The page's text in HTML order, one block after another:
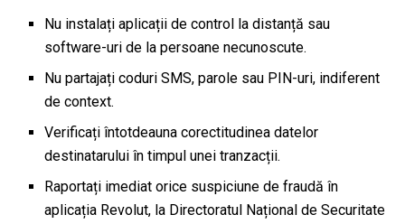
Nu instalați aplicații de control la distanță sau
software-uri de la persoane necunoscute.
Nu partajați coduri SMS, parole sau PIN-uri, indiferent
de context.
Verificați întotdeauna corectitudinea datelor
destinatarului în timpul unei tranzacții.
Raportați imediat orice suspiciune de fraudă în
aplicația Revolut, la Directoratul Național de Securitate